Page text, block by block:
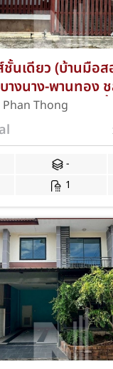
ชั้นเดียว (บ้านมือส
างนาง-พานทอง
ห้องนอน 1 ห้องน้
นิคมอมตะซิตี้ ชล
นเดือน 15,000 กู้
มโปรโมชั่นฟรีค่าธ
อง JS-401
Phan Thong
-
1